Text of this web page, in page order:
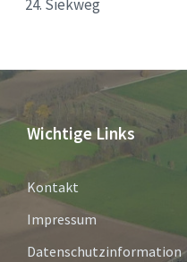
Siekweg
Wichtige Links
Kontakt
Impressum
Datenschutzinformation